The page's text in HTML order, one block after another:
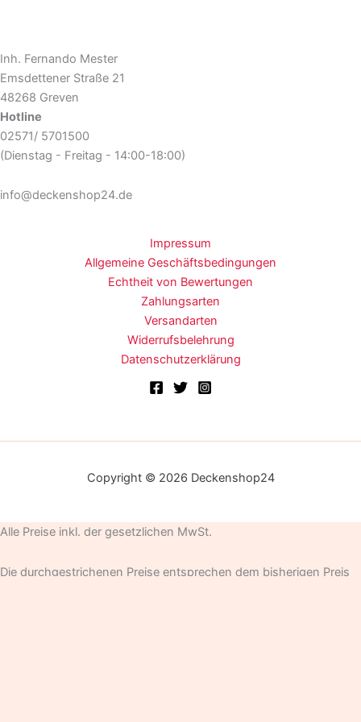
Inh. Fernando Mester
Emsdettener Straße 21
48268 Greven
Hotline
02571/ 5701500
(Dienstag - Freitag - 14:00-18:00)
info@deckenshop24.de
Impressum
Allgemeine Geschäftsbedingungen
Echtheit von Bewertungen
Zahlungsarten
Versandarten
Widerrufsbelehrung
Datenschutzerklärung
Copyright © 2026 Deckenshop24
Alle Preise inkl. der gesetzlichen MwSt.
Die durchgestrichenen Preise entsprechen dem bisherigen Preis